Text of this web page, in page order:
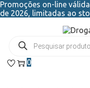
Promoções on-line
de 2026, limitadas ao
0